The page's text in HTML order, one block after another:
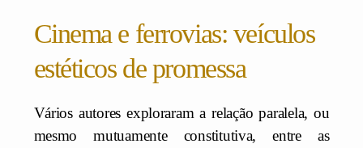
Cinema e ferrovias: veículos
estéticos de promessa
Vários autores exploraram a relação paralela, ou
mesmo mutuamente constitutiva, entre as